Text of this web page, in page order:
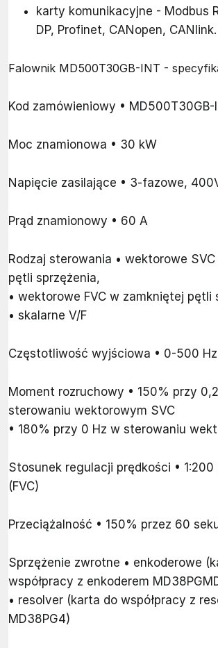
karty komunikacyjne - Modbus
DP, Profinet, CANopen, CANlink.
Falownik MD500T30GB-INT -
Kod zamówieniowy • MD500T30GB-
Moc znamionowa • 30 kW
Napięcie zasilające • 3-fazowe,
Prąd znamionowy • 60 A
Rodzaj sterowania • wektorowe
pętli sprzężenia,
• wektorowe FVC w zamkniętej pętli
• skalarne V/F
Częstotliwość wyjściowa • 0-500 Hz
Moment rozruchowy • 150% przy
sterowaniu wektorowym SVC
• 180% przy 0 Hz w sterowaniu
Stosunek regulacji prędkości • 1:200
(FVC)
Przeciążalność • 150% przez 60
Sprzężenie zwrotne • enkoderowe
współpracy z enkoderem
• resolver (karta do współpracy z
MD38PG4)